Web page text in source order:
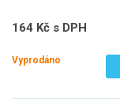
164 Kč s DPH
Vyprodáno